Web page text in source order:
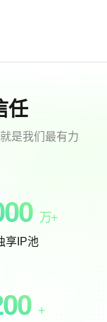
任
是我们最有力
万+
享IP池
+